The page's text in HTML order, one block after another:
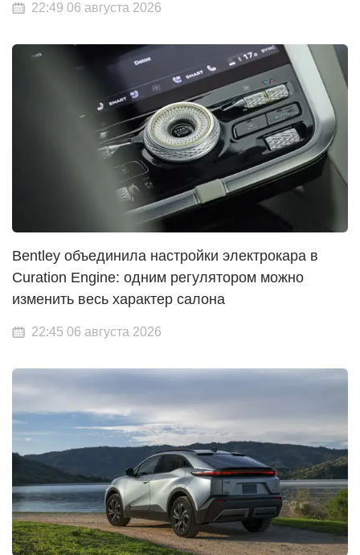
22:49 06 августа 2026
Bentley объединила настройки электрокара в
Curation Engine: одним регулятором можно
изменить весь характер салона
22:45 06 августа 2026